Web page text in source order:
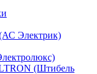
Электрик)
(Штибель